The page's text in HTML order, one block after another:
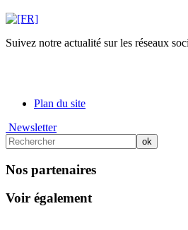
Suivez notre actualité sur les réseaux
Plan du site
Newsletter
Nos partenaires
Voir également